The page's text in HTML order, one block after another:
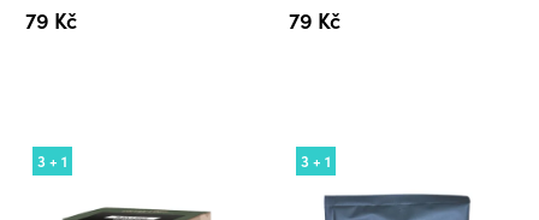
79 Kč 79 Kč
3 + 1 3 + 1